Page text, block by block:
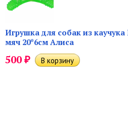
Игрушка для собак из
мяч 20*6см Алиса
500₽